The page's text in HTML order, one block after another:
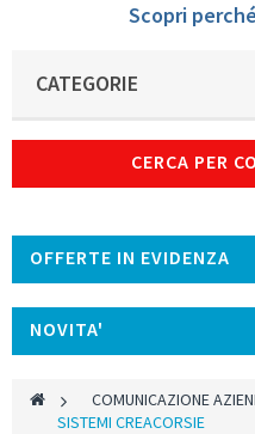
Scopri
CATEGORIE
CERCA PER
OFFERTE IN EVIDENZA
NOVITA'
> COMUNICAZIONE
SISTEMI CREACORSIE